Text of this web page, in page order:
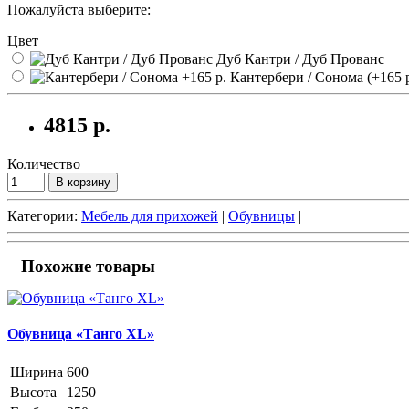
Пожалуйста выберите:
Цвет
Дуб Кантри / Дуб Прованс
Кантербери / Сонома (+165
4815 р.
Количество
В корзину
Категории: Мебель для прихожей | Обувницы |
Похожие товары
Обувница «Танго XL»
Ширина 600
Высота
1250